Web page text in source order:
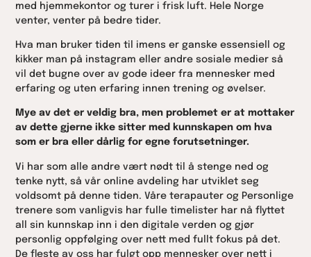
med hjemmekontor og turer i frisk luft. Hele Norge
venter, venter på bedre tider.
Hva man bruker tiden til imens er ganske essensiell og
kikker man på instagram eller andre sosiale medier så
vil det bugne over av gode ideer fra mennesker med
erfaring og uten erfaring innen trening og øvelser.
Mye av det er veldig bra, men problemet er at mottaker
av dette gjerne ikke sitter med kunnskapen om hva
som er bra eller dårlig for egne forutsetninger.
Vi har som alle andre vært nødt til å stenge ned og
tenke nytt, så vår online avdeling har utviklet seg
voldsomt på denne tiden. Våre terapauter og Personlige
trenere som vanligvis har fulle timelister har nå flyttet
all sin kunnskap inn i den digitale verden og gjør
personlig oppfølging over nett med fullt fokus på det.
De fleste av oss har fulgt opp mennesker over nett i